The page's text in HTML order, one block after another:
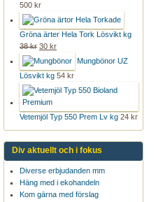
500 kr
Gröna ärter Hela Tork Lösvikt kg
38 kr 30 kr
Mungbönor UZ
Lösvikt kg 54 kr
Vetemjöl Typ 550 Prem Lv kg 24 kr
Div aktuellt och i fokus
Diverse erbjudanden mm
Häng med i ekohandeln
Kom gärna med förslag